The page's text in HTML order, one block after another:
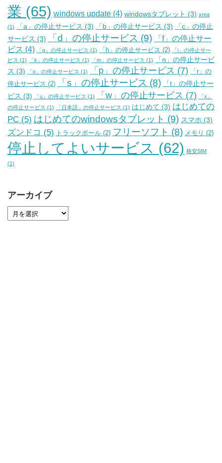
業 (65) windows update (4) windowsタブレット (3) xrea
(1) 「a」の停止サービス (3) 「b」の停止サービス (3)
「c」の停止
サービス (3) 「d」の停止サービス (9)
「f」の停止サー
ビス (4) 「g」の停止サービス (1) 「h」の停止サービス (2)
「i」の停止サー
ビス (1) 「k」の停止サービス (1) 「m」の停止サービス (1)
「n」の停止サービ
ス (3) 「o」の停止サービス (1) 「p」の停止サービス (7)
「r」の
停止サービス (2) 「s」の停止サービス (8)
「t」の停止サー
ビス (3) 「u」の停止サービス (1) 「w」の停止サービス (7)
「x」
の停止サービス (1) 「日本語」の停止サービス (1) はじめて (3) はじめての
PC (5) はじめてのwindowsタブレット (9) スマホ (3)
ズンドコ (5) トラックボール (2) フリーソフト (8) メモリ (2)
停止してよいサービス (62) 格安SIM
(1)
アーカイブ